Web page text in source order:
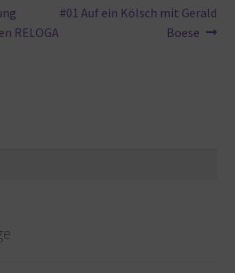
RELOGA
Nächster
#01 Auf ein Kölsch mit Gerald
Boese